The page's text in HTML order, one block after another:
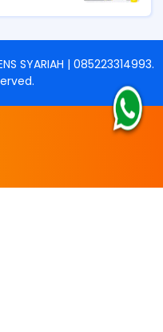
SYARIAH | 085223314993.